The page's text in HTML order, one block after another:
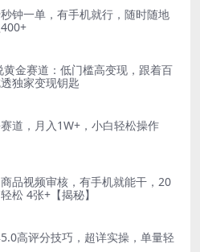
钟一单，有手机就行，随时随地
金赛道：低门槛高变现，跟着百
独家变现钥匙
道，月入1W+，小白轻松操作
品视频审核，有手机就能干，20
松 4张+【揭秘】
高评分技巧，超详实操，单量轻